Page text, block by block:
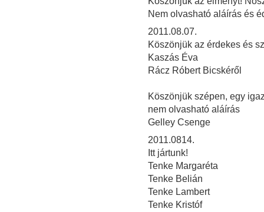
Nem olvasható aláírás és
2011.08.07.
Köszönjük az érdekes és
Kaszás Éva
Rácz Róbert Bicskéről
Köszönjük szépen, egy
nem olvasható aláírás
Gelley Csenge
2011.0814.
Itt jártunk!
Tenke Margaréta
Tenke Belián
Tenke Lambert
Tenke Kristóf